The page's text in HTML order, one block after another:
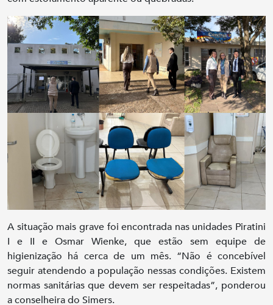
A situação mais grave foi encontrada nas unidades Piratini
I e II e Osmar Wienke, que estão sem equipe de
higienização há cerca de um mês. “Não é concebível
seguir atendendo a população nessas condições. Existem
normas sanitárias que devem ser respeitadas”, ponderou
a conselheira do Simers.